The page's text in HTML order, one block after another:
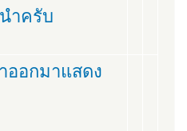
ำครับ
ออกมาแสดง